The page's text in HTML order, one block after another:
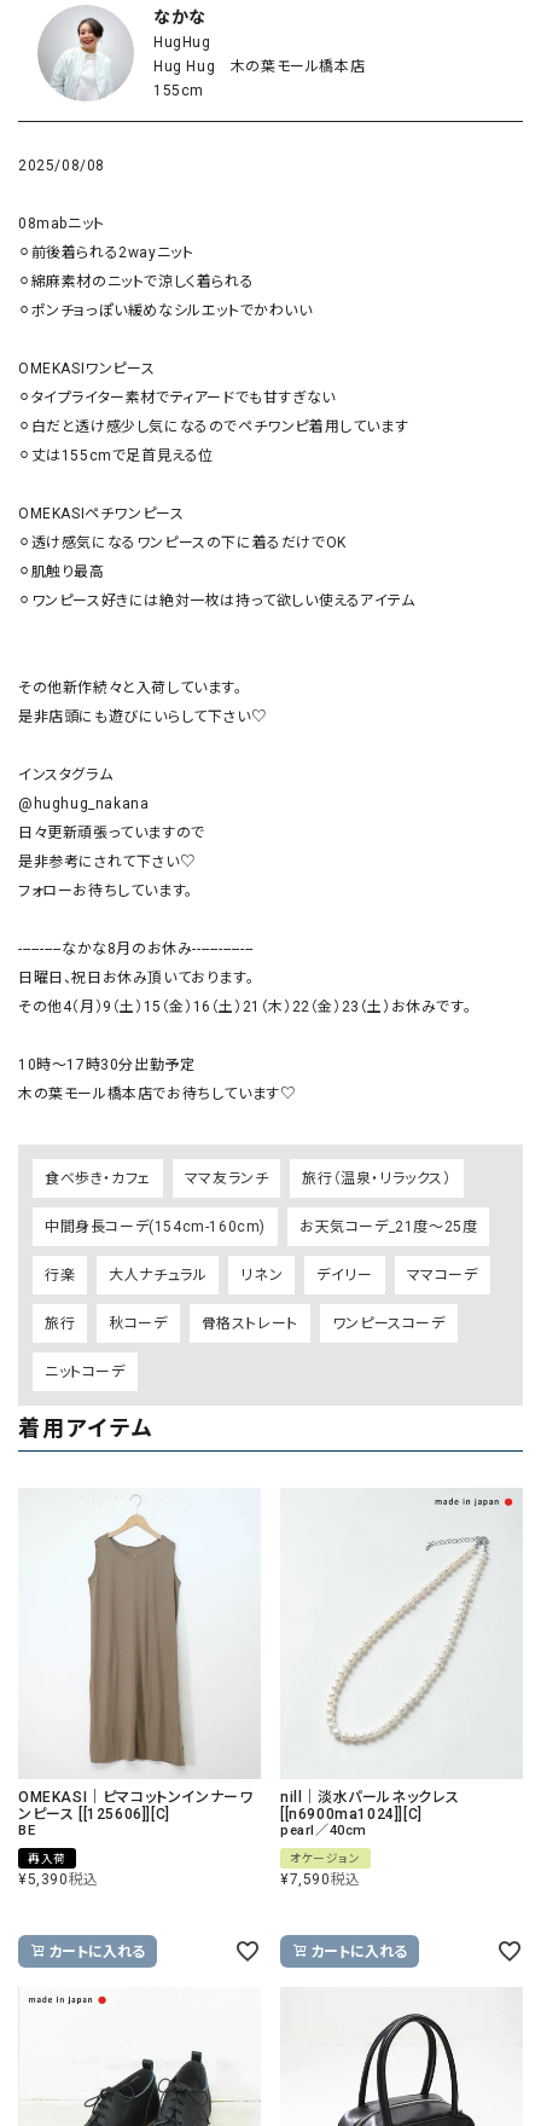
なかな
HugHug
Hug Hug 木の葉モール橋本店
155cm
2025/08/08
08mabニット
⚪︎前後着られる2wayニット
⚪︎綿麻素材のニットで涼しく着られる
⚪︎ポンチョっぽい緩めなシルエットでかわいい
OMEKASIワンピース
⚪︎タイプライター素材でティアードでも甘すぎない
⚪︎白だと透け感少し気になるのでペチワンピ着用しています
⚪︎丈は155cmで足首見える位
OMEKASIペチワンピース
⚪︎透け感気になるワンピースの下に着るだけでOK
⚪︎肌触り最高
⚪︎ワンピース好きには絶対一枚は持って欲しい使えるアイテム
その他新作続々と入荷しています。
是非店頭にも遊びにいらして下さい♡
インスタグラム
@hughug_nakana
日々更新頑張っていますので
是非参考にされて下さい♡
フォローお待ちしています。
----------なかな8月のお休み--------------
日曜日、祝日お休み頂いております。
その他4（月）9（土）15（金）16（土）21（木）22（金）23（土）お休みです。
10時〜17時30分出勤予定
木の葉モール橋本店でお待ちしています♡
食べ歩き・カフェ ママ友ランチ 旅行（温泉・リラックス）
中間身長コーデ(154cm-160cm) お天気コーデ_21度～25度
行楽 大人ナチュラル リネン デイリー ママコーデ
旅行 秋コーデ 骨格ストレート ワンピースコーデ
ニットコーデ
着用アイテム
OMEKASI｜ピマコットンインナーワ
ンピース [[125606]][C]
BE
再入荷
¥5,390税込
カートに入れる
nill｜淡水パールネックレス
[[n6900ma1024]][C]
pearl／40cm
オケージョン
¥7,590税込
カートに入れる